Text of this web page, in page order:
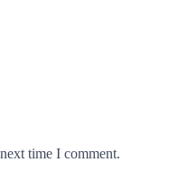
time I comment.